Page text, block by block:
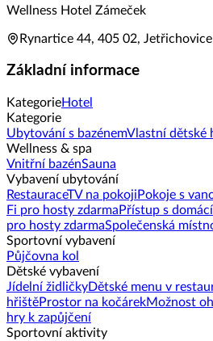
Wellness Hotel Zámeček
Rynartice 44, 405 02, Jetřichovice
Základní informace
KategorieHotel
Kategorie
Ubytování s bazénemVlastní dětské
Wellness & spa
Vnitřní bazénSauna
Vybavení ubytování
RestauraceTV na pokoji Pokoje s
Fi pro hosty zdarma Přístup s
pro hosty zdarmaSpolečenská
Sportovní vybavení
Půjčovna kol
Dětské vybavení
Jídelní židličkyDětské menu v
hřištěProstor na kočárekMožnost
hry k zapůjčení
Sportovní aktivity